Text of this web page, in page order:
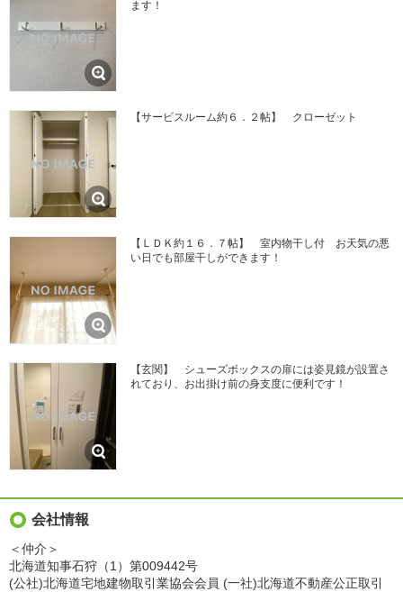
ます！
【サービスルーム約６．２帖】 クローゼット
【ＬＤＫ約１６．７帖】 室内物干し付 お天気の悪
い日でも部屋干しができます！
【玄関】 シューズボックスの扉には姿見鏡が設置さ
れており、お出掛け前の身支度に便利です！
会社情報
＜仲介＞
北海道知事石狩（1）第009442号
(公社)北海道宅地建物取引業協会会員 (一社)北海道不動産公正取引